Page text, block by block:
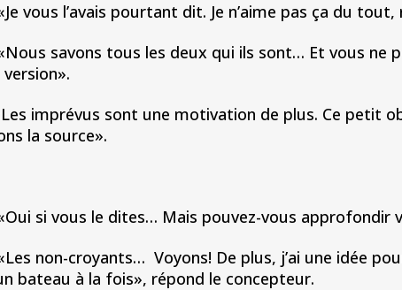
l’avais pourtant dit. Je n’aime pas ça du tout,
savons tous les deux qui ils sont… Et vous ne
version».
imprévus sont une motivation de plus. Ce petit
la source».
si vous le dites… Mais pouvez-vous approfondir
non-croyants… Voyons! De plus, j’ai une idée
bateau à la fois», répond le concepteur.